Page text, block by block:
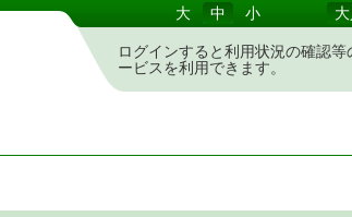
大 中 小
ログインすると利用状況の確認等
ービスを利用できます。